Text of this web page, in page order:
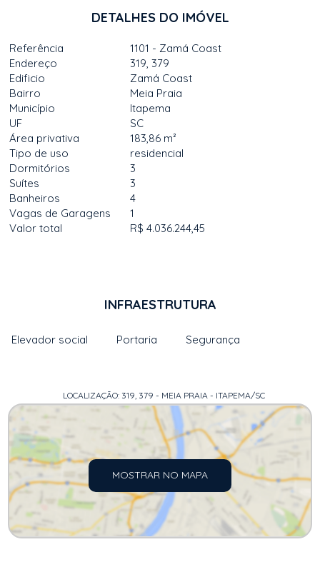
DETALHES DO IMÓVEL
Referência
1101 - Zamá Coast
Endereço
319, 379
Edificio
Zamá Coast
Bairro
Meia Praia
Município
Itapema
UF
SC
Área privativa
183,86 m²
Tipo de uso
residencial
Dormitórios
3
Suítes
3
Banheiros
4
Vagas de Garagens
1
Valor total
R$ 4.036.244,45
INFRAESTRUTURA
Elevador social Portaria Segurança
LOCALIZAÇÃO: 319, 379 - MEIA PRAIA - ITAPEMA/SC
MOSTRAR NO MAPA